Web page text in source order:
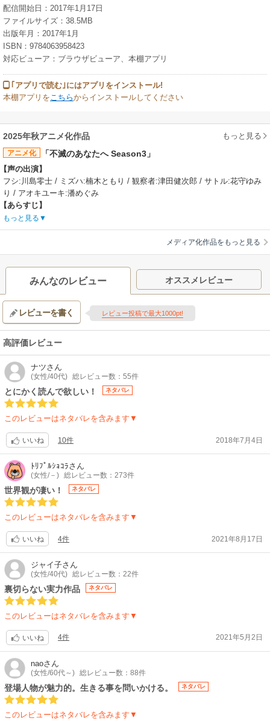
配信開始日：2017年1月17日
ファイルサイズ：38.5MB
出版年月：2017年1月
ISBN：9784063958423
対応ビューア：ブラウザビューア、本棚アプリ
｢アプリで読む｣にはアプリをインストール!
本棚アプリをこちらからインストールしてください
2025年秋アニメ化作品 もっと見る
アニメ化 「不滅のあなたへ Season3」
声の出演】
フシ:川島零士 / ミズハ:楠木ともり / 観察者:津田健次郎 / サトル:花守ゆみ
り / アオキユーキ:潘めぐみ
あらすじ】
不滅の存在であるフシ。それに対抗するのは人間を襲い滅ぼそうとする敵
対勢力、「ノッカー」。攻防の末にノッカーとの戦いには勝利したが、フ
シはまだ人々を守り続ける必要があった。自らの体を広げ、樹木のごとく
抵抗の根を張り巡らせた。数百年後、そこは現代世界。かつてないほどの
平和な世界。新しい友人･･･新しい家･･･全てが満ち足りた世界でフシは幸
せを謳歌できると思っていた。しかし不穏な影が、再びフシに迫る。その
影は、人の心の隙間に分け入る宿敵。そして、自分を生み出した観察者の
真の目的。フシに与えられる新たな試練。彼に大いなる選択の時が迫る。
不死身のフシの物語、「現世編」が幕を開ける。
制作会社】
ドライブ、STUDIO MASSKET
スタッフ情報】
原作:大今良時（講談社刊）
総監督:佐山聖子 / 監督:横手颯太
シリーズ構成:藤田伸三 / キャラクターデザイン:薮野浩二 / 音楽:川﨑龍 音
響監督:高寺たけし
音楽】
主題歌:Perfume「ふめつのあなた」
関連リンク】
公式サイト「不滅のあなたへ Season3」
もっと見る
メディア化作品をもっと見る
みんなのレビュー オススメレビュー
レビューを書く レビュー投稿で最大1000pt!
高評価レビュー
ナツさん
(女性/40代) 総レビュー数：55件
とにかく読んで欲しい！ ネタバレ
このレビューはネタバレを含みます▼
いいね 10件 2018年7月4日
ﾄﾘﾌﾟﾙｼｮｺﾗさん
(女性/－) 総レビュー数：273件
世界観が凄い！ ネタバレ
このレビューはネタバレを含みます▼
いいね 4件 2021年8月17日
ジャイ子さん
(女性/40代) 総レビュー数：22件
裏切らない実力作品 ネタバレ
このレビューはネタバレを含みます▼
いいね 4件 2021年5月2日
naoさん
(女性/60代～) 総レビュー数：88件
登場人物が魅力的。生きる事を問いかける。 ネタバレ
このレビューはネタバレを含みます▼